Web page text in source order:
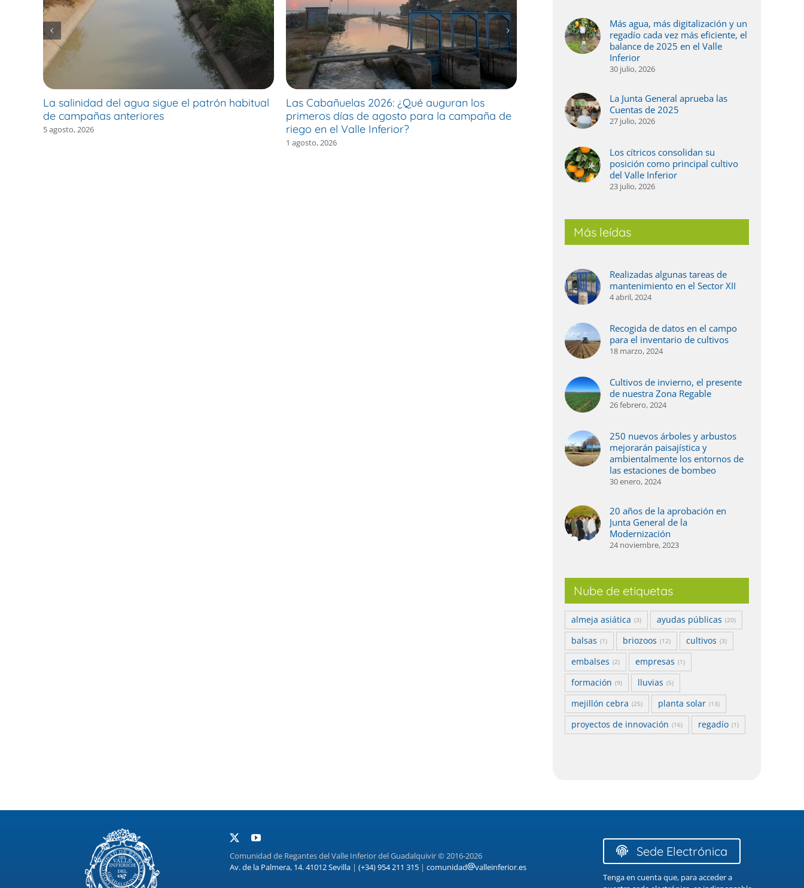
La salinidad del agua sigue el patrón habitual
de campañas anteriores
5 agosto, 2026
Las Cabañuelas 2026: ¿Qué auguran los
primeros días de agosto para la campaña de
riego en el Valle Inferior?
1 agosto, 2026
Más agua, más digitalización y un regadío
cada vez más eficiente, el balance de 2025 en
el Valle Inferior
Más agua, más digitalización y un
regadío cada vez más eficiente, el
balance de 2025 en el Valle
Inferior
30 julio, 2026
La Junta General aprueba las
Cuentas de 2025
27 julio, 2026
Los cítricos consolidan su
posición como principal cultivo
del Valle Inferior
23 julio, 2026
Más leídas
Realizadas algunas tareas de
mantenimiento en el Sector XII
4 abril, 2024
Recogida de datos en el campo
para el inventario de cultivos
18 marzo, 2024
Cultivos de invierno, el presente
de nuestra Zona Regable
26 febrero, 2024
250 nuevos árboles y arbustos
mejorarán paisajística y
ambientalmente los entornos de
las estaciones de bombeo
30 enero, 2024
20 años de la aprobación en
Junta General de la
Modernización
24 noviembre, 2023
Nube de etiquetas
almeja asiática (3) ayudas públicas (20)
balsas (1) briozoos (12) cultivos (3)
embalses (2) empresas (1)
formación (9) lluvias (5)
mejillón cebra (25) planta solar (13)
proyectos de innovación (16) regadío (1)
Comunidad de Regantes del Valle Inferior del Guadalquivir © 2016-2026
Av. de la Palmera, 14. 41012 Sevilla| (+34) 954 211 315| comunidad valleinferior.es
Sede Electrónica
Tenga en cuenta que, para acceder a